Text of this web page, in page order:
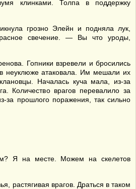
клинками. Толпа в поддержку
грозно Элейн и подняла лук,
свечение. — Вы что уроды,
Гопники взревели и бросились
неуклюже атаковала. Им мешали их
Началась куча мала, из-за
Количество врагов перевалило за
за прошлого поражения, так сильно
Я на месте. Можем на скелетов
растягивая врагов. Драться в таком